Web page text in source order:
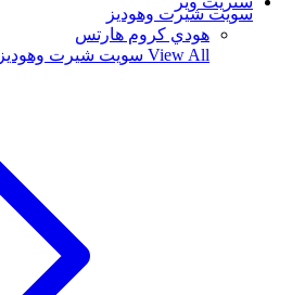
سويت شيرت وهوديز
هودي كروم هارتس
View All سويت شيرت وهوديز